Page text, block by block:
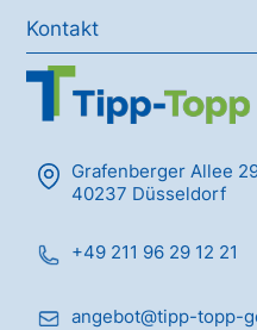
Kontakt
Grafenberger Allee
40237 Düsseldorf
+49 211 96 29 12 21
angebot@tipp-topp-